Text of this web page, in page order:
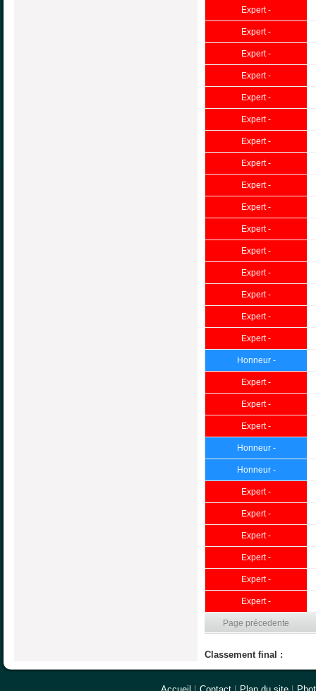
Expert -
Expert -
Expert -
Expert -
Expert -
Expert -
Expert -
Expert -
Expert -
Expert -
Expert -
Expert -
Expert -
Expert -
Expert -
Expert -
Honneur -
Expert -
Expert -
Expert -
Honneur -
Honneur -
Expert -
Expert -
Expert -
Expert -
Expert -
Expert -
Page précedente
Classement final :